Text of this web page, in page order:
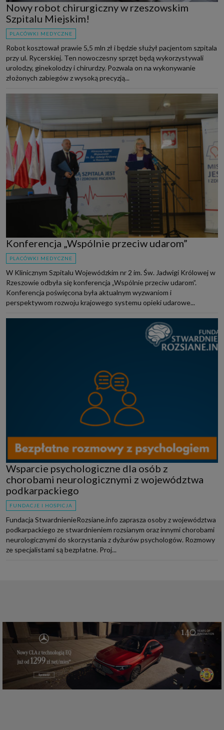
Nowy robot chirurgiczny w rzeszowskim
Szpitalu Miejskim!
PLACÓWKI MEDYCZNE
Robot kosztował prawie 5,5 mln zł i będzie służył pacjentom szpitala
przy ul. Rycerskiej. Ten nowoczesny sprzęt będą wykorzystywali
urolodzy, ginekolodzy i chirurdzy. Pozwala on na wykonywanie
złożonych zabiegów z wysoką precyzją...
Konferencja „Wspólnie przeciw udarom”
PLACÓWKI MEDYCZNE
W Klinicznym Szpitalu Wojewódzkim nr 2 im. Św. Jadwigi Królowej w
Rzeszowie odbyła się konferencja „Wspólnie przeciw udarom”.
Konferencja poświęcona była aktualnym wyzwaniom i
perspektywom rozwoju krajowego systemu opieki udarowe...
Wsparcie psychologiczne dla osób z
chorobami neurologicznymi z województwa
podkarpackiego
FUNDACJE I HOSPICJA
Fundacja StwardnienieRozsiane.info zaprasza osoby z województwa
podkarpackiego ze stwardnieniem rozsianym oraz innymi chorobami
neurologicznymi do skorzystania z dyżurów psychologów. Rozmowy
ze specjalistami są bezpłatne. Proj...